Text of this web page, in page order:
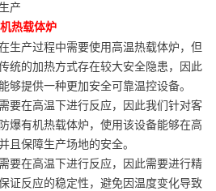
产
热载体炉
生产过程中需要使用高温热载体炉，但
统的加热方式存在较大安全隐患，因此
够提供一种更加安全可靠温控设备。
要在高温下进行反应，因此我们针对客
爆有机热载体炉，使用该设备能够在高
且保障生产场地的安全。
要在高温下进行反应，因此需要进行精
证反应的稳定性，避免因温度变化导致